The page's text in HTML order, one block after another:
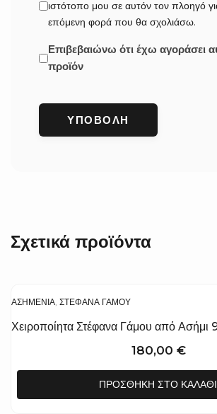
ιστότοπο μου σε αυτόν τον πλοηγό
επόμενη φορά που θα σχολιάσω.
Επιβεβαιώνω ότι έχω αγοράσει
προϊόν
Σχετικά προϊόντα
ΑΣΗΜΈΝΙΑ, ΣΤΈΦΑΝΑ ΓΆΜΟΥ
Χειροποίητα Στέφανα Γάμου από Ασήμι
180,00 €
ΠΡΟΣΘΉΚΗ ΣΤΟ ΚΑΛΆΘΙ